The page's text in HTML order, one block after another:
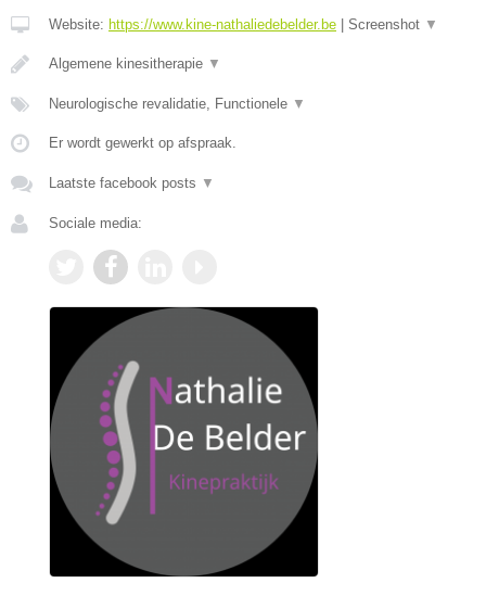
Website: https://www.kine-nathaliedebelder.be Screenshot ▼
Algemene kinesitherapie ▼
Neurologische revalidatie, Functionele ▼
Er wordt gewerkt op afspraak.
Laatste facebook posts ▼
Sociale media: